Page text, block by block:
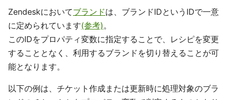
Zendeskにおいてブランドは、ブランドIDというIDで一意
に定められています(参考)。
このIDをプロパティ変数に指定することで、レシピを変更
することとなく、利用するブランドを切り替えることが可
能となります。
以下の例は、チケット作成または更新時に処理対象のブラ